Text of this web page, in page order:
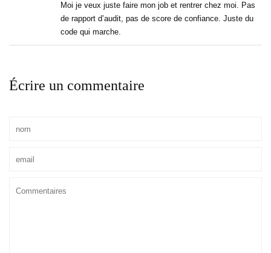
Moi je veux juste faire mon job et rentrer chez moi. Pas
de rapport d’audit, pas de score de confiance. Juste du
code qui marche.
Écrire un commentaire